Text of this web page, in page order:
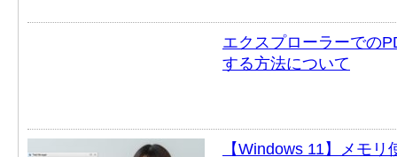
エクスプローラーでの
する方法について
【Windows 11】メモ